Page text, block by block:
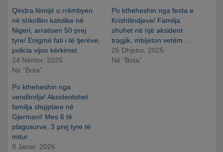
Qindra fëmijë u rrëmbyen
në shkollën katolike në
Nigeri, arratisen 50 prej
tyre/ Enigmë fati i të tjerëve,
policia vijon kërkimet
24 Nëntor, 2025
Në “Bota”
Po ktheheshin nga festa e
Krishtlindjeve/ Familja
shuhet në një aksident
tragjik, mbijeton vetëm…
26 Dhjetor, 2025
Në “Bota”
Po ktheheshin nga
vendlindja! Aksidentohet
familja shqiptare në
Gjermani! Mes 6 të
plagosurve, 3 prej tyre të
mitur
8 Janar, 2026